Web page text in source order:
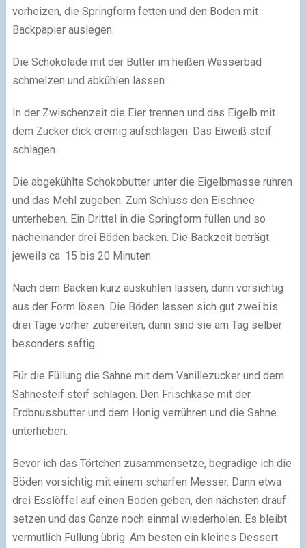
vorheizen, die Springform fetten und den Boden mit
Backpapier auslegen.
Die Schokolade mit der Butter im heißen Wasserbad
schmelzen und abkühlen lassen.
In der Zwischenzeit die Eier trennen und das Eigelb mit
dem Zucker dick cremig aufschlagen. Das Eiweiß steif
schlagen.
Die abgekühlte Schokobutter unter die Eigelbmasse rühren
und das Mehl zugeben. Zum Schluss den Eischnee
unterheben. Ein Drittel in die Springform füllen und so
nacheinander drei Böden backen. Die Backzeit beträgt
jeweils ca. 15 bis 20 Minuten.
Nach dem Backen kurz auskühlen lassen, dann vorsichtig
aus der Form lösen. Die Böden lassen sich gut zwei bis
drei Tage vorher zubereiten, dann sind sie am Tag selber
besonders saftig.
Für die Füllung die Sahne mit dem Vanillezucker und dem
Sahnesteif steif schlagen. Den Frischkäse mit der
Erdbnussbutter und dem Honig verrühren und die Sahne
unterheben.
Bevor ich das Törtchen zusammensetze, begradige ich die
Böden vorsichtig mit einem scharfen Messer. Dann etwa
drei Esslöffel auf einen Boden geben, den nächsten drauf
setzen und das Ganze noch einmal wiederholen. Es bleibt
vermutlich Füllung übrig. Am besten ein kleines Dessert